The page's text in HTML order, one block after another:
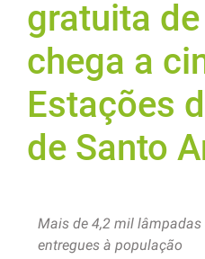
gratuita
chega a
Estações
de Santo
Mais de 4,2 mil lâmpadas
entregues à população